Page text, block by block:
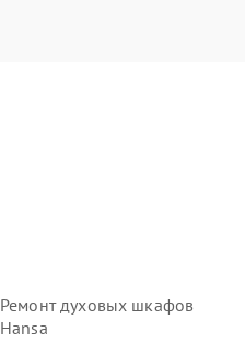
Ремонт духовых шкафов
Hansa